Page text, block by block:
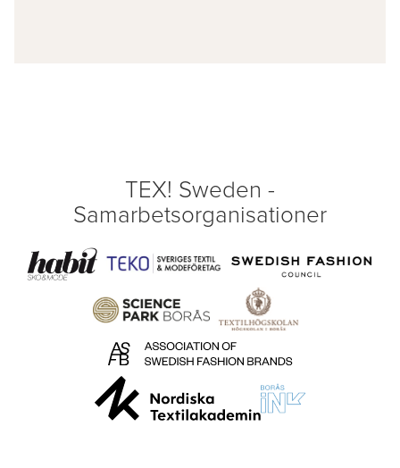
TEX! Sweden -
Samarbetsorganisationer